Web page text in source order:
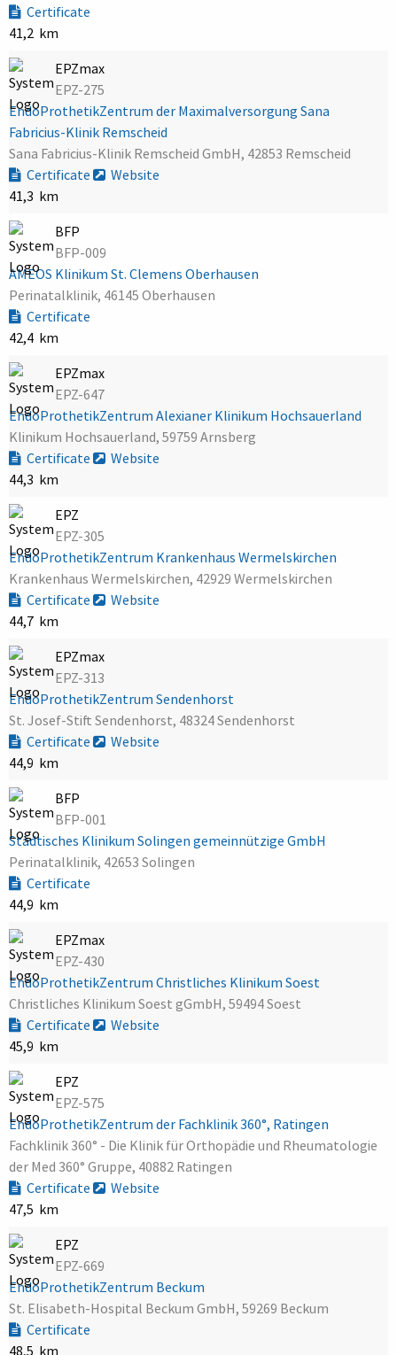
Certificate
41,2 km
EPZmax
EPZ-275
EndoProthetikZentrum der Maximalversorgung Sana
Fabricius-Klinik Remscheid
Sana Fabricius-Klinik Remscheid GmbH, 42853 Remscheid
Certificate
Website
41,3 km
BFP
BFP-009
AMEOS Klinikum St. Clemens Oberhausen
Perinatalklinik, 46145 Oberhausen
Certificate
42,4 km
EPZmax
EPZ-647
EndoProthetikZentrum Alexianer Klinikum Hochsauerland
Klinikum Hochsauerland, 59759 Arnsberg
Certificate
Website
44,3 km
EPZ
EPZ-305
EndoProthetikZentrum Krankenhaus Wermelskirchen
Krankenhaus Wermelskirchen, 42929 Wermelskirchen
Certificate
Website
44,7 km
EPZmax
EPZ-313
EndoProthetikZentrum Sendenhorst
St. Josef-Stift Sendenhorst, 48324 Sendenhorst
Certificate
Website
44,9 km
BFP
BFP-001
Städtisches Klinikum Solingen gemeinnützige GmbH
Perinatalklinik, 42653 Solingen
Certificate
44,9 km
EPZmax
EPZ-430
EndoProthetikZentrum Christliches Klinikum Soest
Christliches Klinikum Soest gGmbH, 59494 Soest
Certificate
Website
45,9 km
EPZ
EPZ-575
EndoProthetikZentrum der Fachklinik 360°, Ratingen
Fachklinik 360° - Die Klinik für Orthopädie und Rheumatologie
der Med 360° Gruppe, 40882 Ratingen
Certificate
Website
47,5 km
EPZ
EPZ-669
EndoProthetikZentrum Beckum
St. Elisabeth-Hospital Beckum GmbH, 59269 Beckum
Certificate
48,5 km